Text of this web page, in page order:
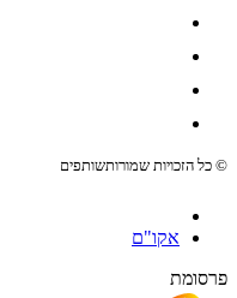
© כל הזכויות שמורותשותפים
אקו"ם
פרסומת